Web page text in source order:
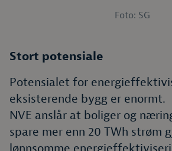
Foto: SG
Stort potensiale
Potensialet for
eksisterende bygg er enormt.
NVE anslår at boliger og
spare mer enn 20 TWh strøm